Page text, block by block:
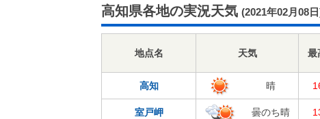
高知県各地の実況天気 (2021年02月08
地点名 天気 最
高知 晴
室戸岬 曇のち晴